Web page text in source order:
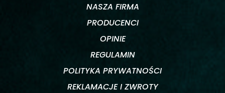
NASZA FIRMA
PRODUCENCI
OPINIE
REGULAMIN
POLITYKA PRYWATNOŚCI
REKLAMACJE I ZWROTY